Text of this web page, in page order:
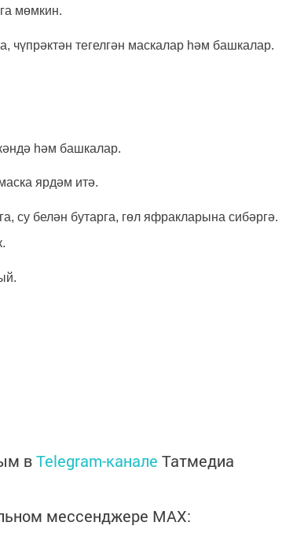
мөмкин.
чүпрәктән тегелгән маскалар һәм башкалар.
һәм башкалар.
ярдәм итә.
су белән бутарга, гөл яфракларына сибәргә.
вTelegram-канале Татмедиа
мессенджере MАХ: